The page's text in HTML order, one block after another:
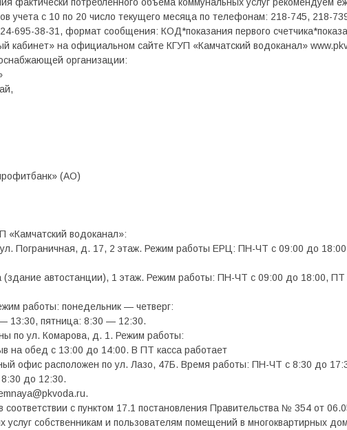
учета с 10 по 20 число текущего месяца по телефонам: 218-745, 218-
695-38-31, формат сообщения: КОД*показания первого
кабинет» на официальном сайте КГУП «Камчатский водоканал»
организации:
(АО)
«Камчатский водоканал»:
ул. Пограничная, д. 17, 2 этаж. Режим работы ЕРЦ: ПН-ЧТ с 09:00 до
(здание автостанции), 1 этаж. Режим работы: ПН-ЧТ с 09:00 до 18:00,
работы: понедельник — четверг:
13:30, пятница: 8:30 — 12:30.
по ул. Комарова, д. 1. Режим работы:
на обед с 13:00 до 14:00. В ПТ касса работает
офис расположен по ул. Лазо, 47Б. Время работы: ПН-ЧТ с 8:30 до
до 12:30.
с пунктом 17.1 постановления Правительства № 354 от
услуг собственникам и пользователям помещений в многоквартирных